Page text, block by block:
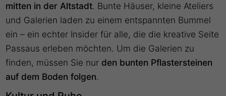
mitten in der Altstadt. Bunte Häuser, kleine Ateliers
und Galerien laden zu einem entspannten Bummel
ein – ein echter Insider für alle, die die kreative Seite
Passaus erleben möchten. Um die Galerien zu
finden, müssen Sie nur den bunten Pflastersteinen
auf dem Boden folgen.